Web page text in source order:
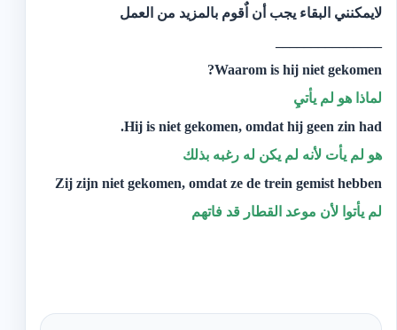
لايمكنني البقاء يجب أن اٌقوم بالمزيد من العمل
Waarom is hij niet gekomen?
لماذا هو لم يأتيِ
Hij is niet gekomen, omdat hij geen zin had.
هو لم يأت لأنه لم يكن له رغبه بذلك
Zij zijn niet gekomen, omdat ze de trein gemist hebben
لم يأتوا لأن موعد القطار قد فاتهم